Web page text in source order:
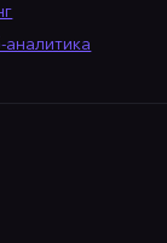
аналитика